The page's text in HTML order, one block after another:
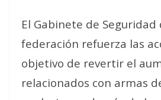
El Gabinete de Seguridad
federación refuerza las
objetivo de revertir el
relacionados con armas